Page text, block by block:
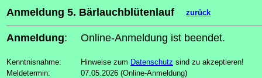
Anmeldung 5. Bärlauchblütenlauf zurück
Anmeldung: Online-Anmeldung ist beendet.
Kenntnisnahme: Hinweise zum Datenschutz sind zu akzeptieren!
Meldetermin:
07.05.2026 (Online-Anmeldung)